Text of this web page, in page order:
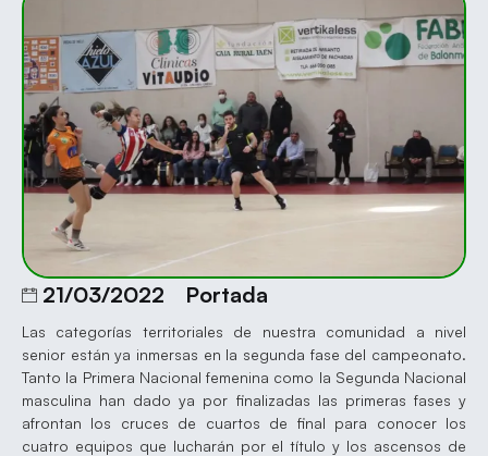
21/03/2022 Portada
Las categorías territoriales de nuestra comunidad a nivel
senior están ya inmersas en la segunda fase del campeonato.
Tanto la Primera Nacional femenina como la Segunda Nacional
masculina han dado ya por finalizadas las primeras fases y
afrontan los cruces de cuartos de final para conocer los
cuatro equipos que lucharán por el título y los ascensos de